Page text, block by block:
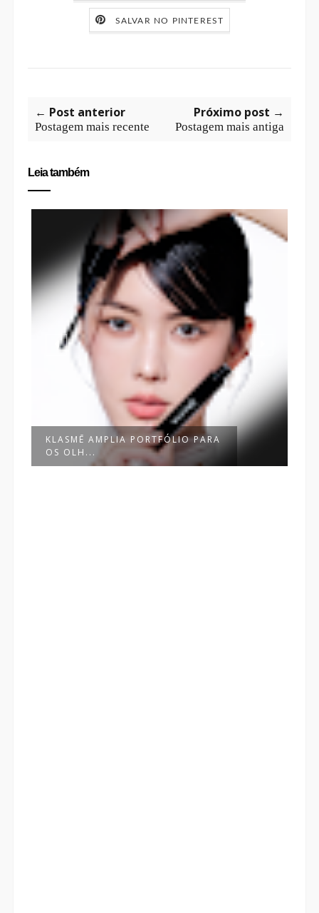
SALVAR NO PINTEREST
← Post anterior
Postagem mais recente
Próximo post →
Postagem mais antiga
Leia também
ANA HICKMANN BEAUTY CELEBRA
O DIA D...